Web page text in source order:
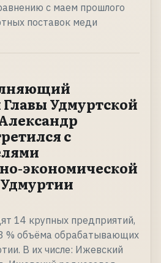
с маем прошлого
поставок меди
Главы Удмуртской
с
экономической
14 крупных предприятий,
% объёма обрабатывающих
В их числе: Ижевский